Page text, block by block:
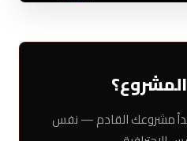
نبدأ مشروعك القادم — نفس